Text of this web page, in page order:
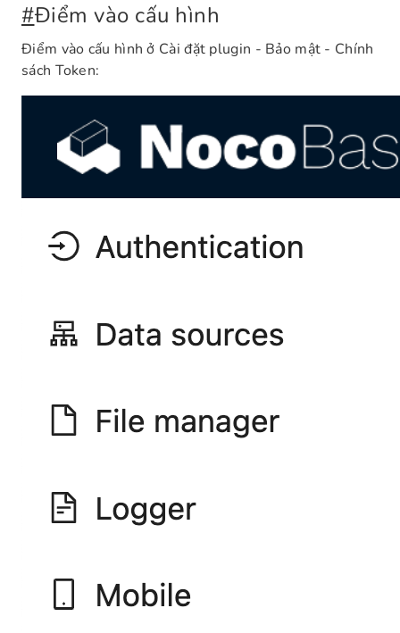
#Điểm vào cấu hình
Điểm vào cấu hình ở Cài đặt plugin - Bảo mật - Chính
sách Token: